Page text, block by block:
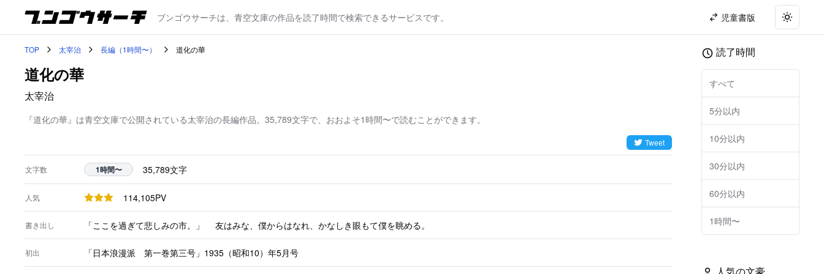
ブンゴウサーチは、青空文庫の作品を読了時間で検索できるサービスです。 児童書版 Toggle
TOP 太宰治 長編（1時間〜） 道化の華
道化の華
太宰治
『道化の華』は青空文庫で公開されている太宰治の長編作品。35,789文字で、おおよそ1時間〜で読むことができます。
Tweet
文字数 1時間〜 35,789文字
人気 114,105PV
書き出し 「ここを過ぎて悲しみの市。」 友はみな、僕からはなれ、かなしき眼もて僕を眺める。
初出 「日本浪漫派 第一巻第三号」1935（昭和10）年5月号
読了時間
すべて
5分以内
10分以内
30分以内
60分以内
1時間〜